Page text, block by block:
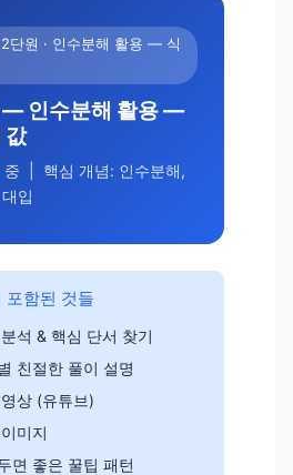
단원 · 인수분해 활용 — 식
인수분해 활용 —
값
중 | 핵심 개념: 인수분해,
입
포함된 것들
석 & 핵심 단서 찾기
친절한 풀이 설명
상 (유튜브)
미지
면 좋은 꿀팁 패턴